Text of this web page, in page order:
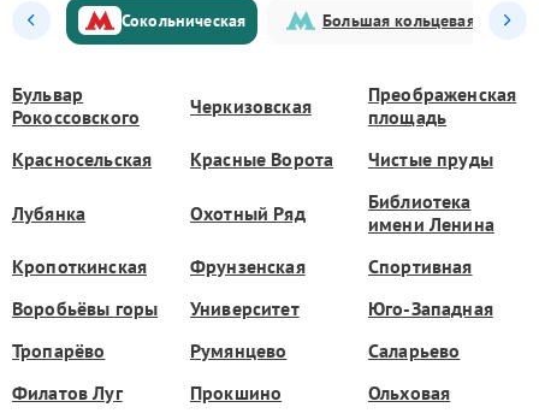
Сокольническая Большая кольцевая
Бульвар
Рокоссовского
Черкизовская
Преображенская
площадь
Красносельская
Красные Ворота Чистые пруды
Лубянка Охотный Ряд
Библиотека
имени Ленина
Кропоткинская
Фрунзенская
Спортивная
Воробьёвы горы
Университет
Юго-Западная
Тропарёво
Румянцево
Саларьево
Филатов Луг
Прокшино Ольховая